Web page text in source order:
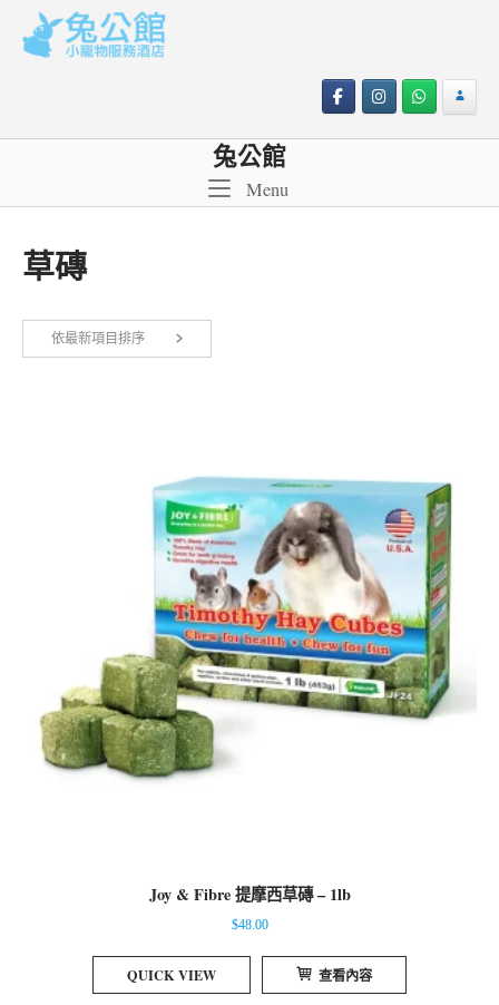
content
兔公館
MenuMenu
草磚
依最新項目排序
Joy & Fibre 提摩西草磚 – 1lb
$48.00
QUICK VIEW 查看內容